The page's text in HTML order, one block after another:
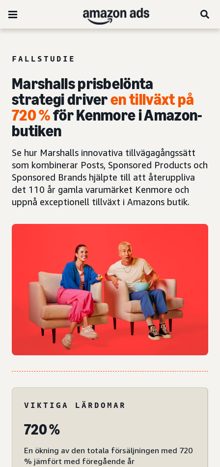
FALLSTUDIE
Marshalls prisbelönta
strategi driveren tillväxt på
720 %för Kenmore i Amazon-
butiken
Se hur Marshalls innovativa tillvägagångssätt
som kombinerar Posts, Sponsored Products och
Sponsored Brands hjälpte till att återuppliva
det 110 år gamla varumärket Kenmore och
uppnå exceptionell tillväxt i Amazons butik.
VIKTIGA LÄRDOMAR
720 %
En ökning av den totala försäljningen med 720
% jämfört med föregående år